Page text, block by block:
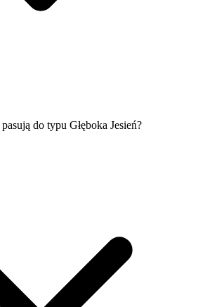
do typu Głęboka Jesień?